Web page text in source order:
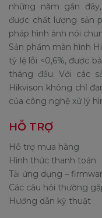
những năm gần
được chất lượng sản
pháp hình ảnh nói
Sản phẩm màn hình
tỷ lệ lỗi <0,6%, được
tháng đầu. Với các
Hikvison không chỉ
của công nghệ xử lý
HỖ TRỢ
Hỗ trợ mua hàng
Hình thức thanh toán
Tải ứng dụng –
Các câu hỏi thường
Hướng dẫn kỹ thuật